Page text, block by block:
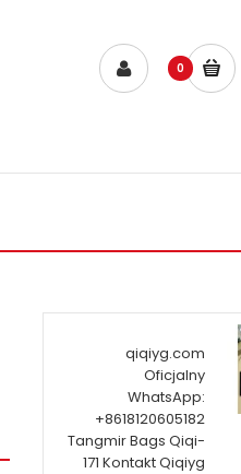
0
qiqiyg.com
Oficjalny
WhatsApp:
+8618120605182
Tangmir Bags Qiqi-
171 Kontakt Qiqiyg